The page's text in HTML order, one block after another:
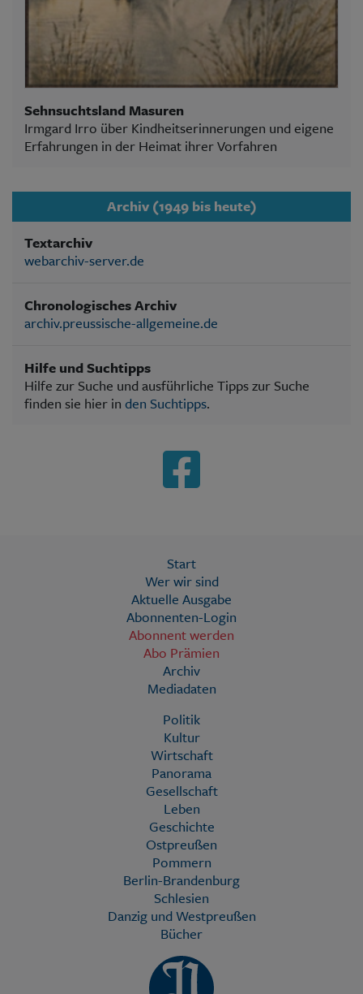
Sehnsuchtsland Masuren
Irmgard Irro über Kindheitserinnerungen und eigene
Erfahrungen in der Heimat ihrer Vorfahren
Archiv (1949 bis heute)
Textarchiv
webarchiv-server.de
Chronologisches Archiv
archiv.preussische-allgemeine.de
Hilfe und Suchtipps
Hilfe zur Suche und ausführliche Tipps zur Suche
finden sie hier in den Suchtipps.
Start
Wer wir sind
Aktuelle Ausgabe
Abonnenten-Login
Abonnent werden
Abo Prämien
Archiv
Mediadaten
Politik
Kultur
Wirtschaft
Panorama
Gesellschaft
Leben
Geschichte
Ostpreußen
Pommern
Berlin-Brandenburg
Schlesien
Danzig und Westpreußen
Bücher